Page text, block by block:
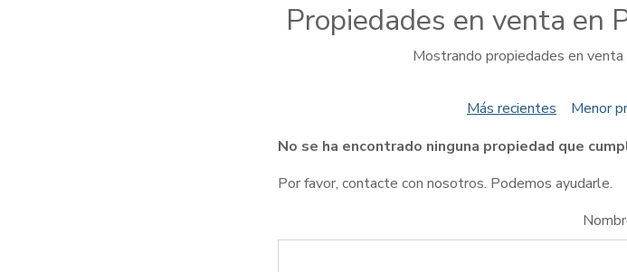
Propiedades en venta en
Mostrando propiedades en
Más recientes Menor
No se ha encontrado ninguna propiedad que
Por favor, contacte con nosotros. Podemos ayudarle.